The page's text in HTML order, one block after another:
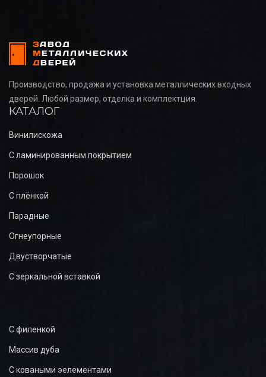
Производство, продажа и установка металлических входных
дверей. Любой размер, отделка и комплектция.
КАТАЛОГ
Винилискожа
С ламинированным покрытием
Порошок
С плёнкой
Парадные
Огнеупорные
Двустворчатые
С зеркальной вставкой
С филенкой
Массив дуба
С коваными эелементами